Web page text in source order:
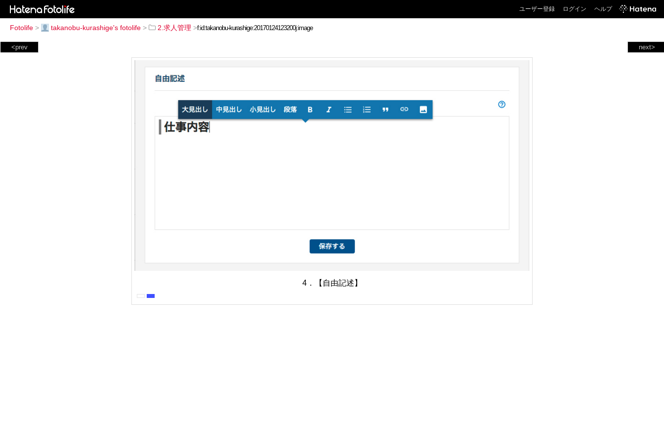
ユーザー登録 ログイン ヘルプ
Fotolife > takanobu-kurashige's fotolife > 2.求人管理 >
next>
<prev
4．【自由記述】